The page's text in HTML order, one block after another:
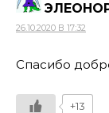
26.10.2020 В 17:32
Спасибо
+13